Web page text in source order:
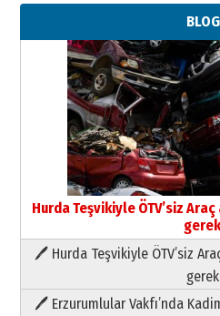
BLOG
Hurda Teşvikiyle ÖTV’siz
🖊 Hurda Teşvikiyle ÖTV’siz
gerek
🖊 Erzurumlular Vakfı’nda
Paranın Aile Kültüründeki Yeri
03 Ağustos 2026 Pazartesi